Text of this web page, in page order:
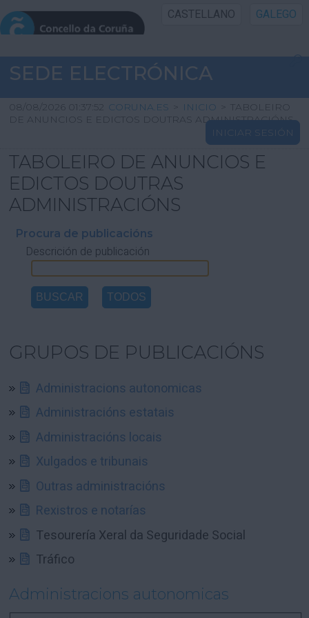
CASTELLANO GALEGO
INICIO SEDE
INICIO
INFORMACIÓN PÚBLICA
CARTAFOL CIDADÁN
UTILIDADES
AXUDA
SEDE ELECTRÓNICA
08/08/2026 01:37:52 CORUNA.ES > INICIO > TABOLEIRO
DE ANUNCIOS E EDICTOS DOUTRAS ADMINISTRACIÓNS
INICIAR SESIÓN
TABOLEIRO DE ANUNCIOS E
EDICTOS DOUTRAS
ADMINISTRACIÓNS
Procura de publicacións
Descrición de publicación
GRUPOS DE PUBLICACIÓNS
Administracions autonomicas
Administracións estatais
Administracións locais
Xulgados e tribunais
Outras administracións
Rexistros e notarías
Tesourería Xeral da Seguridade Social
Tráfico
Administracions autonomicas